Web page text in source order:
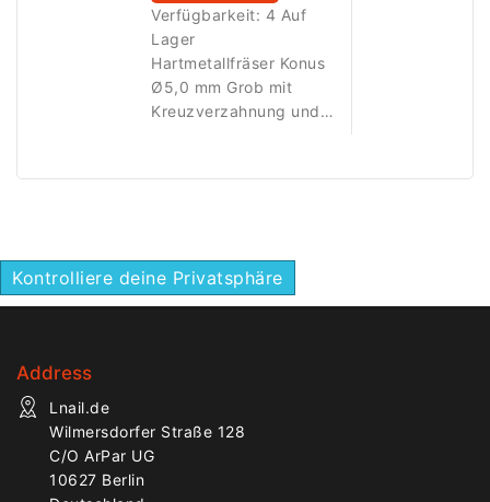
Verfügbarkeit: 4 Auf
Lager
Hartmetallfräser Konus
Ø5,0 mm Grob mit
Kreuzverzahnung und
effizientes Abtragen
Kontrolliere deine Privatsphäre
Address
Lnail.de
Wilmersdorfer Straße 128
C/O ArPar UG
10627 Berlin